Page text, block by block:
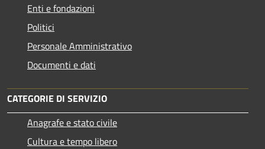
Enti e fondazioni
Politici
Personale Amministrativo
Documenti e dati
CATEGORIE DI SERVIZIO
Anagrafe e stato civile
Cultura e tempo libero